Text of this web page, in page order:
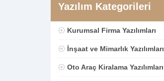
Yazılım Kategorileri
Kurumsal Firma Yazılımları
İnşaat ve Mimarlık Yazılımları
Oto Araç Kiralama Yazılımları